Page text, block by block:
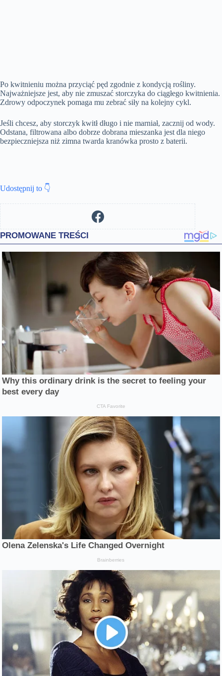
Po kwitnieniu można przyciąć pęd zgodnie z kondycją rośliny.
Najważniejsze jest, aby nie zmuszać storczyka do ciągłego kwitnienia.
Zdrowy odpoczynek pomaga mu zebrać siły na kolejny cykl.
Jeśli chcesz, aby storczyk kwitł długo i nie marniał, zacznij od wody.
Odstana, filtrowana albo dobrze dobrana mieszanka jest dla niego
bezpieczniejsza niż zimna twarda kranówka prosto z baterii.
Udostępnij to 👇